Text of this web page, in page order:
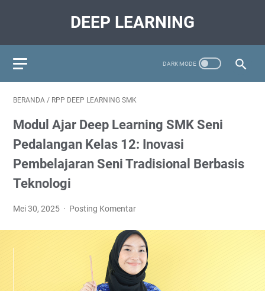
DEEP LEARNING
BERANDA / RPP DEEP LEARNING SMK
Modul Ajar Deep Learning SMK Seni
Pedalangan Kelas 12: Inovasi
Pembelajaran Seni Tradisional Berbasis
Teknologi
Mei 30, 2025 Posting Komentar